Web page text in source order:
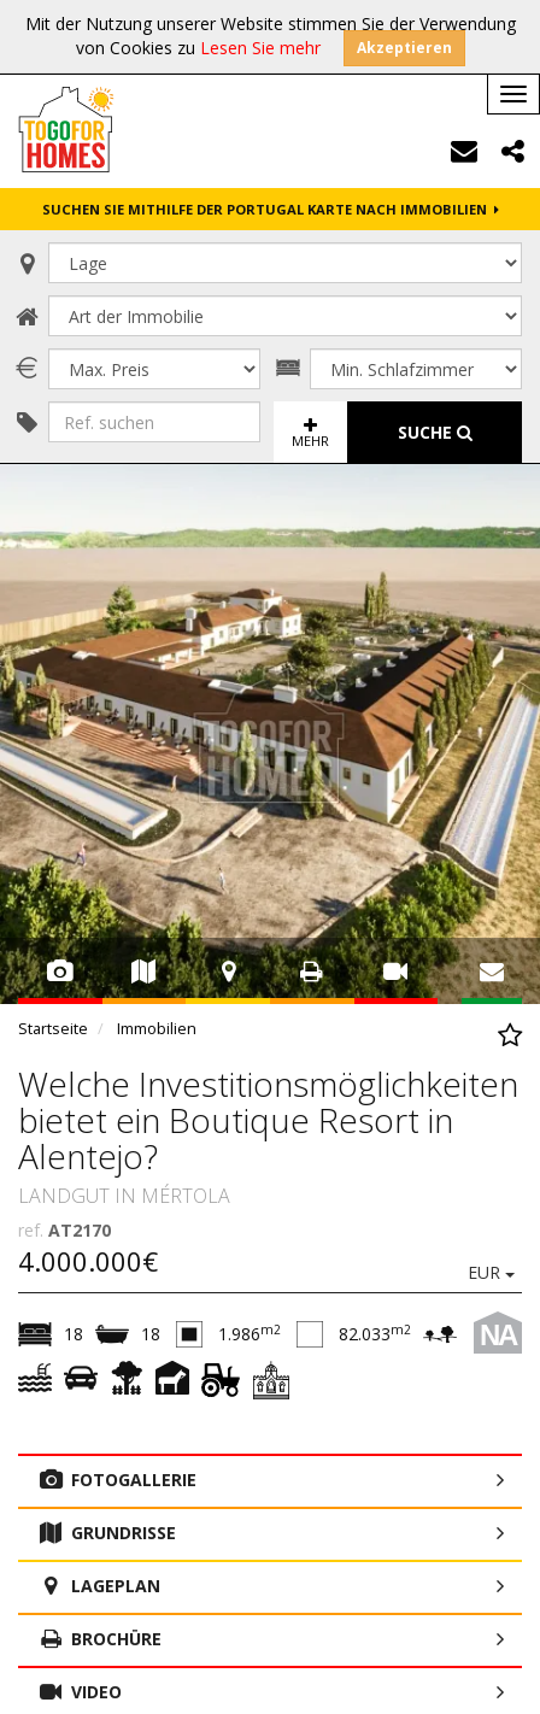
Mit der Nutzung unserer Website stimmen Sie der Verwendung
von Cookies zu Lesen Sie mehr Akzeptieren
SUCHEN SIE MITHILFE DER PORTUGAL KARTE NACH IMMOBILIEN
MEHR SUCHE
Startseite Immobilien
Welche Investitionsmöglichkeiten
bietet ein Boutique Resort in
Alentejo?
LANDGUT IN MÉRTOLA
ref. AT2170
4.000.000€ EUR
NA
18 18 1.986m2 82.033m2
FOTOGALLERIE
GRUNDRISSE
LAGEPLAN
BROCHÜRE
VIDEO